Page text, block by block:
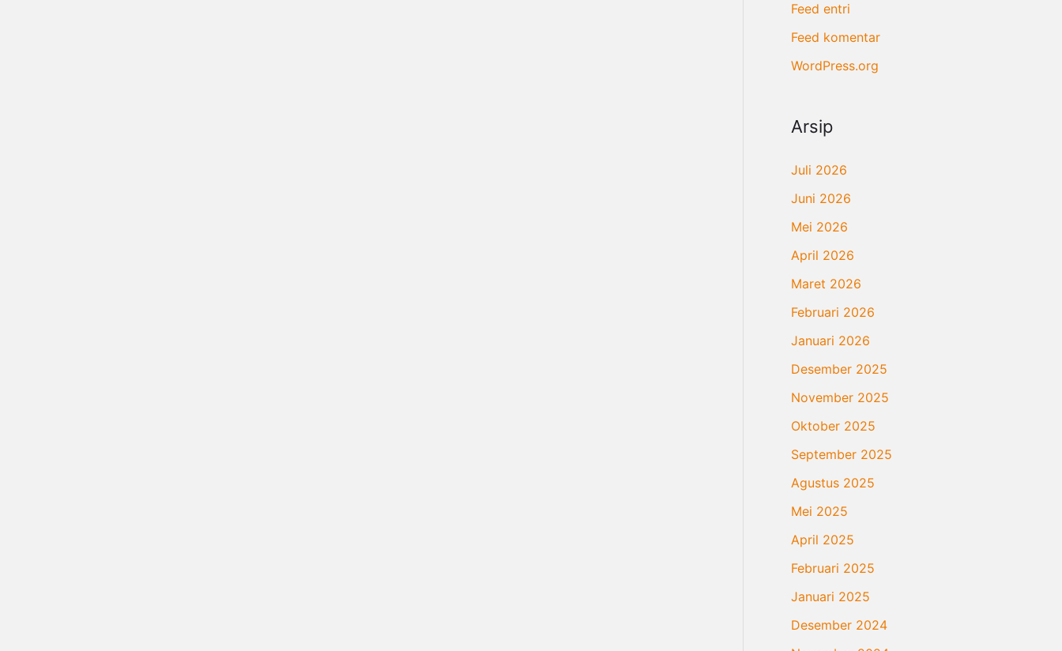
Feed entri
Feed komentar
WordPress.org
Arsip
Juli 2026
Juni 2026
Mei 2026
April 2026
Maret 2026
Februari 2026
Januari 2026
Desember 2025
November 2025
Oktober 2025
September 2025
Agustus 2025
Mei 2025
April 2025
Februari 2025
Januari 2025
Desember 2024